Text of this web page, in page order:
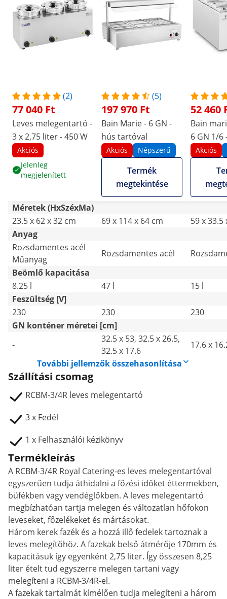
(2)
77 040 Ft
Leves melegentartó -
3 x 2,75 liter - 450 W
Akciós
Jelenleg
megjelenített
(5)
197 970 Ft
Bain Marie - 6 GN -
hús tartóval
Akciós Népszerű
Termék
megtekintése
52 460
Bain
6 GN 1/6
Akciós
Méretek (HxSzéxMa)
23.5 x 62 x 32 cm
69 x 114 x 64 cm
59 x 33.5
Anyag
Rozsdamentes acél
Műanyag
Rozsdamentes acél
Beömlő kapacitása
8.25 l
47 l
15 l
Feszültség [V]
230
230
230
GN konténer méretei [cm]
-
32.5 x 53, 32.5 x 26.5,
32.5 x 17.6
17.6 x
További jellemzők összehasonlítása
Szállítási csomag
RCBM-3/4R leves melegentartó
3 x Fedél
1 x Felhasználói kézikönyv
Termékleírás
A RCBM-3/4R Royal Catering-es leves melegentartóval
egyszerűen tudja áthidalni a főzési időket éttermekben,
büfékben vagy vendéglőkben. A leves melegentartó
megbízhatóan tartja melegen és változatlan hőfokon
leveseket, főzelékeket és mártásokat.
Három kerek fazék és a hozzá illő fedelek tartoznak a
leves melegítőhöz. A fazekak belső átmérője 170mm és
kapacitásuk így egyenként 2,75 liter. Így összesen 8,25
liter ételt tud egyszerre melegen tartani vagy
melegíteni a RCBM-3/4R-el.
A fazekak tartalmát kímélően tudja melegíteni a három